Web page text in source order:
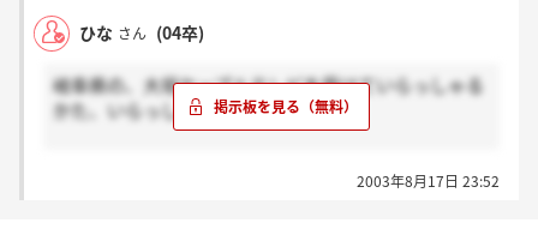
ひな さん (04卒)
岐阜県の、大垣ケーブルテレビを受けていらっしゃる
かた、いらっしゃいますか。
2003年8月17日 23:52